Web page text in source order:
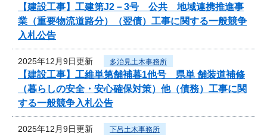
【建設工事】工建第J2－3号 公共 地域連携推進事
業（重要物流道路分）（翌債）工事に関する一般競争
入札公告
2025年12月9日更新 多治見土木事務所
【建設工事】工維単第舗補暮1他号 県単 舗装道補修
（暮らしの安全・安心確保対策）他（債務）工事に関
する一般競争入札公告
2025年12月9日更新 下呂土木事務所